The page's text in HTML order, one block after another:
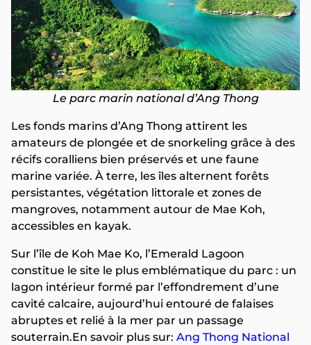
Le parc marin national d’Ang Thong
Les fonds marins d’Ang Thong attirent les
amateurs de plongée et de snorkeling grâce à des
récifs coralliens bien préservés et une faune
marine variée. À terre, les îles alternent forêts
persistantes, végétation littorale et zones de
mangroves, notamment autour de Mae Koh,
accessibles en kayak.
Sur l’île de Koh Mae Ko, l’Emerald Lagoon
constitue le site le plus emblématique du parc : un
lagon intérieur formé par l’effondrement d’une
cavité calcaire, aujourd’hui entouré de falaises
abruptes et relié à la mer par un passage
souterrain.En savoir plus sur: Ang Thong National